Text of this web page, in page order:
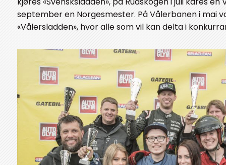
september en Norgesmester. På Vålerbanen i mai
«Vålersladden», hvor alle som vil kan delta i